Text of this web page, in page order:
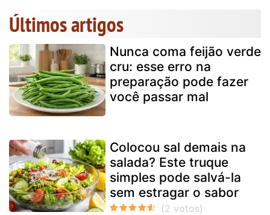
Últimos artigos
Nunca coma feijão verde
cru: esse erro na
preparação pode fazer
você passar mal
Colocou sal demais na
salada? Este truque
simples pode salvá-la
sem estragar o sabor